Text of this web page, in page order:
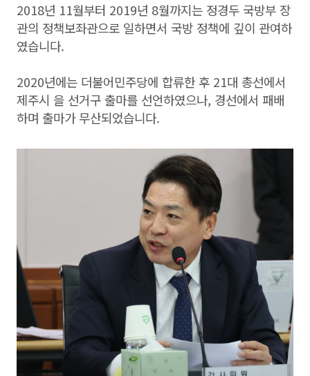
2018년 11월부터 2019년 8월까지는 정경두 국방부 장
관의 정책보좌관으로 일하면서 국방 정책에 깊이 관여하
였습니다.
2020년에는 더불어민주당에 합류한 후 21대 총선에서
제주시 을 선거구 출마를 선언하였으나, 경선에서 패배
하며 출마가 무산되었습니다.